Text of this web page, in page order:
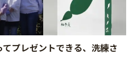
プレゼントできる、洗練さ